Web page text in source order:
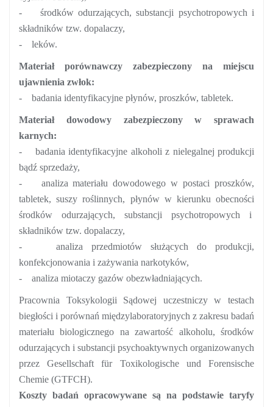
- środków odurzających, substancji psychotropowych i
składników tzw. dopalaczy,
- leków.
Materiał porównawczy zabezpieczony na miejscu
ujawnienia zwłok:
- badania identyfikacyjne płynów, proszków, tabletek.
Materiał dowodowy zabezpieczony w sprawach
karnych:
- badania identyfikacyjne alkoholi z nielegalnej produkcji
bądź sprzedaży,
- analiza materiału dowodowego w postaci proszków,
tabletek, suszy roślinnych, płynów w kierunku obecności
środków odurzających, substancji psychotropowych i
składników tzw. dopalaczy,
- analiza przedmiotów służących do produkcji,
konfekcjonowania i zażywania narkotyków,
- analiza miotaczy gazów obezwładniających.
Pracownia Toksykologii Sądowej uczestniczy w testach
biegłości i porównań międzylaboratoryjnych z zakresu badań
materiału biologicznego na zawartość alkoholu, środków
odurzających i substancji psychoaktywnych organizowanych
przez Gesellschaft für Toxikologische und Forensische
Chemie (GTFCH).
Koszty badań opracowywane są na podstawie taryfy